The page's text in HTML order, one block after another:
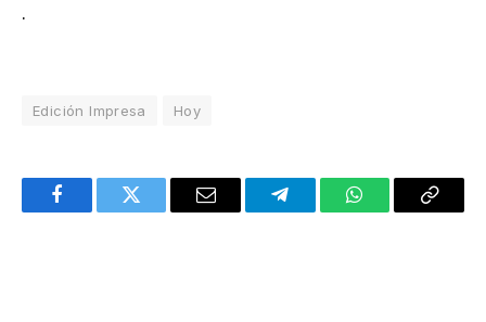
.
Edición Impresa Hoy
FacebookTwitter Email TelegramWhatsAppCopy